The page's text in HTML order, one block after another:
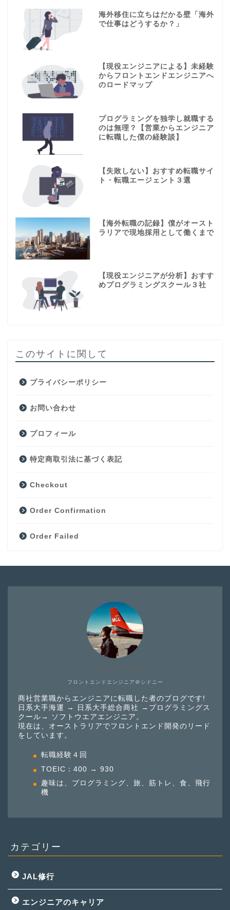
海外移住に立ちはだかる壁「海外
で仕事はどうするか？」
【現役エンジニアによる】未経験
からフロントエンドエンジニアへ
のロードマップ
プログラミングを独学し就職する
のは無理？【営業からエンジニア
に転職した僕の経験談】
【失敗しない】おすすめ転職サイ
ト・転職エージェント３選
【海外転職の記録】僕がオースト
ラリアで現地採用として働くまで
【現役エンジニアが分析】おすす
めプログラミングスクール３社
このサイトに関して
プライバシーポリシー
お問い合わせ
プロフィール
特定商取引法に基づく表記
Checkout
Order Confirmation
Order Failed
フロントエンドエンジニア＠シドニー
商社営業職からエンジニアに転職した者のブログです!
日系大手海運 → 日系大手総合商社 →プログラミングス
クール→ ソフトウエアエンジニア。
現在は、オーストラリアでフロントエンド開発のリード
をしています。
転職経験４回
TOEIC：400 → 930
趣味は、プログラミング、旅、筋トレ、食、飛行
機
カテゴリー
JAL修行
エンジニアのキャリア